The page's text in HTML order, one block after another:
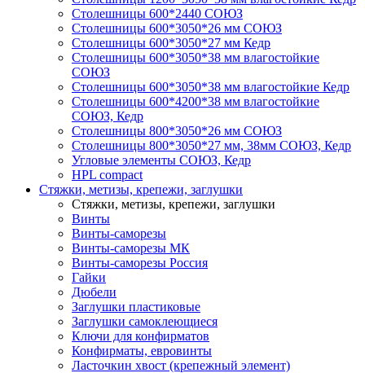
Столешницы 600*2440 СОЮЗ
Столешницы 600*3050*26 мм СОЮЗ
Столешницы 600*3050*27 мм Кедр
Столешницы 600*3050*38 мм влагостойкие
СОЮЗ
Столешницы 600*3050*38 мм влагостойкие Кедр
Столешницы 600*4200*38 мм влагостойкие
СОЮЗ, Кедр
Столешницы 800*3050*26 мм СОЮЗ
Столешницы 800*3050*27 мм, 38мм СОЮЗ, Кедр
Угловые элементы СОЮЗ, Кедр
HPL compact
Стяжки, метизы, крепежи, заглушки
Стяжки, метизы, крепежи, заглушки
Винты
Винты-саморезы
Винты-саморезы МК
Винты-саморезы Россия
Гайки
Дюбели
Заглушки пластиковые
Заглушки самоклеющиеся
Ключи для конфирматов
Конфирматы, евровинты
Ласточкин хвост (крепежный элемент)